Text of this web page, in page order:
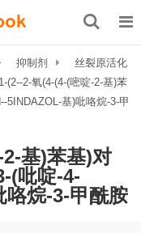
抑制剂
丝裂原活化
(2--2-氧(4-(4-(嘧啶-2-基)苯
5INDAZOL-基)吡咯烷-3-甲
基)苯基)对
(吡啶-4-
咯烷-3-甲酰胺